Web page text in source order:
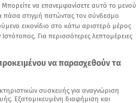
του/ ρεπορτάζ Παναγιώτη Μπούσιου
Μπορείτε να επανεμφανίσετε αυτό το μενού
πάσα στιγμή πατώντας τον σύνδεσμο
εικονίδιο στο κάτω αριστερό μέρος
Για περισσότερες λεπτομέρειες
να παρασχεθούν τα
συσκευής για αναγνώριση
Εξατομικευμένη διαφήμιση και